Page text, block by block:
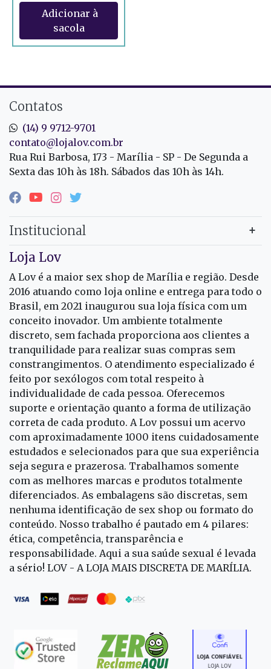
Contatos
(14) 9 9712-9701
contato@lojalov.com.br
Rua Rui Barbosa, 173 - Marília - SP - De Segunda a
Sexta das 10h às 18h. Sábados das 10h às 14h.
Institucional
Loja Lov
A Lov é a maior sex shop de Marília e região. Desde
2016 atuando como loja online e entrega para todo o
Brasil, em 2021 inaugurou sua loja física com um
conceito inovador. Um ambiente totalmente
discreto, sem fachada proporciona aos clientes a
tranquilidade para realizar suas compras sem
constrangimentos. O atendimento especializado é
feito por sexólogos com total respeito à
individualidade de cada pessoa. Oferecemos
suporte e orientação quanto a forma de utilização
correta de cada produto. A Lov possui um acervo
com aproximadamente 1000 itens cuidadosamente
estudados e selecionados para que sua experiência
seja segura e prazerosa. Trabalhamos somente
com as melhores marcas e produtos totalmente
diferenciados. As embalagens são discretas, sem
nenhuma identificação de sex shop ou formato do
conteúdo. Nosso trabalho é pautado em 4 pilares:
ética, competência, transparência e
responsabilidade. Aqui a sua saúde sexual é levada
a sério! LOV - A LOJA MAIS DISCRETA DE MARÍLIA.